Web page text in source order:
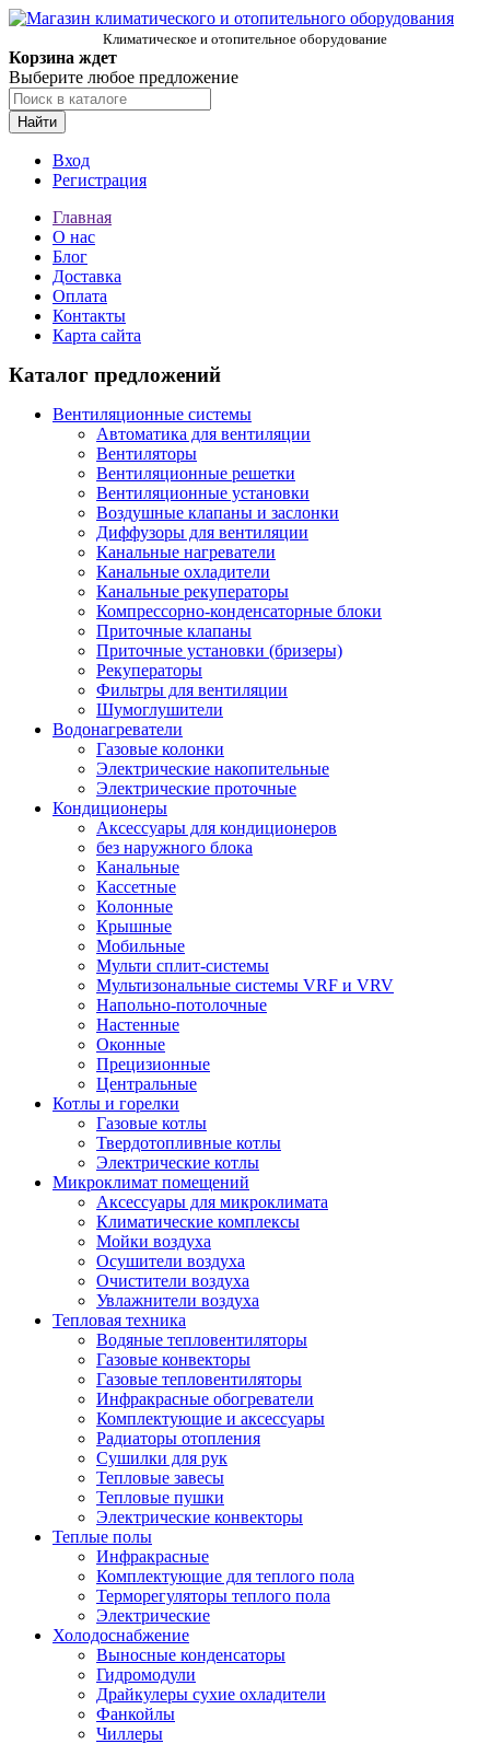
Климатическое и отопительное оборудование
Корзина ждет
Выберите любое предложение
Найти
Вход
Регистрация
Главная
О нас
Блог
Доставка
Оплата
Контакты
Карта сайта
Каталог предложений
Вентиляционные системы
Автоматика для вентиляции
Вентиляторы
Вентиляционные решетки
Вентиляционные установки
Воздушные клапаны и заслонки
Диффузоры для вентиляции
Канальные нагреватели
Канальные охладители
Канальные рекуператоры
Компрессорно-конденсаторные блоки
Приточные клапаны
Приточные установки (бризеры)
Рекуператоры
Фильтры для вентиляции
Шумоглушители
Водонагреватели
Газовые колонки
Электрические накопительные
Электрические проточные
Кондиционеры
Аксессуары для кондиционеров
без наружного блока
Канальные
Кассетные
Колонные
Крышные
Мобильные
Мульти сплит-системы
Мультизональные системы VRF и VRV
Напольно-потолочные
Настенные
Оконные
Прецизионные
Центральные
Котлы и горелки
Газовые котлы
Твердотопливные котлы
Электрические котлы
Микроклимат помещений
Аксессуары для микроклимата
Климатические комплексы
Мойки воздуха
Осушители воздуха
Очистители воздуха
Увлажнители воздуха
Тепловая техника
Водяные тепловентиляторы
Газовые конвекторы
Газовые тепловентиляторы
Инфракрасные обогреватели
Комплектующие и аксессуары
Радиаторы отопления
Сушилки для рук
Тепловые завесы
Тепловые пушки
Электрические конвекторы
Теплые полы
Инфракрасные
Комплектующие для теплого пола
Терморегуляторы теплого пола
Электрические
Холодоснабжение
Выносные конденсаторы
Гидромодули
Драйкулеры сухие охладители
Фанкойлы
Чиллеры